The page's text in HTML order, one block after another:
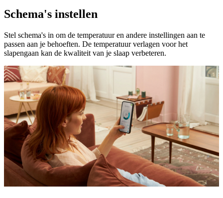
Schema's instellen
Stel schema's in om de temperatuur en andere instellingen aan te
passen aan je behoeften. De temperatuur verlagen voor het
slapengaan kan de kwaliteit van je slaap verbeteren.